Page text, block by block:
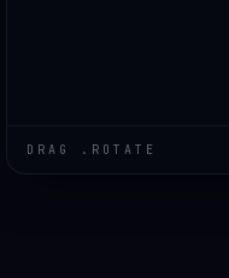
DRAG .ROTATE